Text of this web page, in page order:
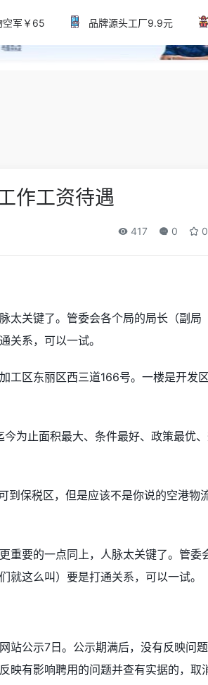
空军￥65 品牌源头工厂9.9元
作工资待遇
417 0 0
太关键了。管委会各个局的局长（副局
关系，可以一试。
工区东丽区西三道166号。一楼是开发区
为止面积最大、条件最好、政策最优
到保税区，但是应该不是你说的空港物
重要的一点同上，人脉太关键了。管委
这么叫）要是打通关系，可以一试。
站公示7日。公示期满后，没有反映问
映有影响聘用的问题并查有实据的，取